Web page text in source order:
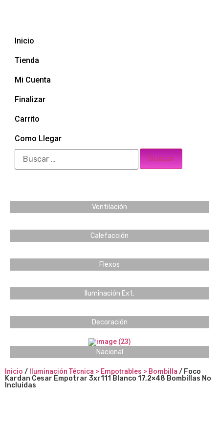
Inicio
Tienda
Mi Cuenta
Finalizar
Carrito
Como Llegar
Ventilación
Calefacción
Flexos
Iluminación Ext.
Decoración
Nacional
Inicio / Iluminación Técnica > Empotrables > Bombilla/ Foco
Kardan Cesar Empotrar 3xr111 Blanco 17,2×48 Bombillas No
Incluidas